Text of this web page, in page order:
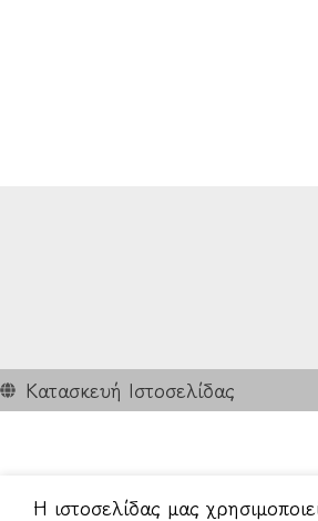
Κατασκευή Ιστοσελίδας
Η ιστοσελίδας μας